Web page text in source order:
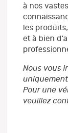
à nos
les
et à bien
Nous vous
Pour une
veuillez